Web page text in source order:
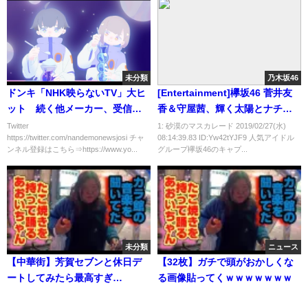
未分類
ドンキ「NHK映らないTV」大ヒ
ット 続く他メーカー、受信料
徴収の行方は
Twitter
https://twitter.com/nandemonewsjosi チャ
ンネル登録はこちら⇒https://www.yo...
乃木坂46
[Entertainment]欅坂46 菅井友
香＆守屋茜、輝く太陽とナチュ
ラルな笑顔で共演 黒ドレス披露
「週刊少年マガジン」13号（講
1: 砂漠のマスカレード 2019/02/27(水)
08:14:39.83 ID:Yw42tYJF9 人気アイドル
グループ欅坂46のキャプ...
未分類
【中華街】芳賀セブンと休日デ
ートしてみたら最高すぎ
ニュース
【32枚】ガチで頭がおかしくな
る画像貼ってくｗｗｗｗｗｗｗ